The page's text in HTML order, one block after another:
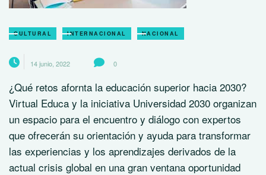
CULTURAL INTERNACIONAL NACIONAL
14 junio, 2022 0
¿Qué retos afornta la educación superior hacia 2030?
Virtual Educa y la iniciativa Universidad 2030 organizan
un espacio para el encuentro y diálogo con expertos
que ofrecerán su orientación y ayuda para transformar
las experiencias y los aprendizajes derivados de la
actual crisis global en una gran ventana oportunidad